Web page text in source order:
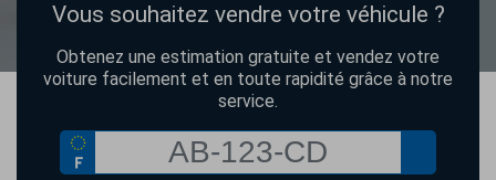
Vous souhaitez vendre votre véhicule ?
Obtenez une estimation gratuite et vendez votre
voiture facilement et en toute rapidité grâce à notre
service.